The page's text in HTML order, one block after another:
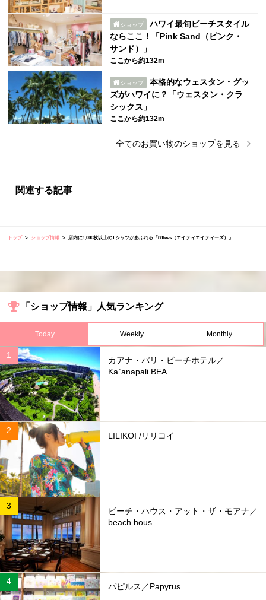
ショップ
ハワイ最旬ビーチスタイル
ならここ！「Pink Sand（ピンク・
サンド）」
ここから約132m
ショップ
本格的なウェスタン・グッ
ズがハワイに？「ウェスタン・クラ
シックス」
ここから約132m
全てのお買い物のショップを見る
関連する記事
トップ ショップ情報 店内に1,000枚以上のTシャツがあふれる「88tees（エイティエイティーズ）」
「ショップ情報」人気ランキング
Today Weekly Monthly
カアナ・パリ・ビーチホテル／
Ka`anapali BEA...
LILIKOI /リリコイ
ビーチ・ハウス・アット・ザ・モアナ／
beach hous...
パピルス／Papyrus